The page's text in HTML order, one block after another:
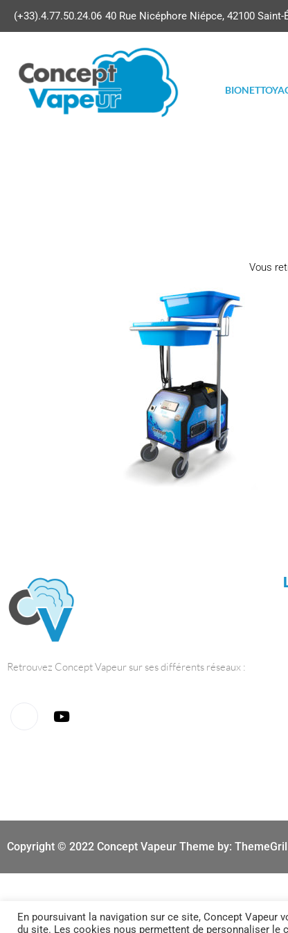
(+33).4.77.50.24.06 40 Rue Nicéphore Niépce, 42100 Saint-
Vous
Retrouvez Concept Vapeur sur ses différents réseaux :
Copyright © 2022 Concept Vapeur Theme by:
En poursuivant la navigation sur ce site, Concept
du site. Les cookies nous permettent de personnaliser